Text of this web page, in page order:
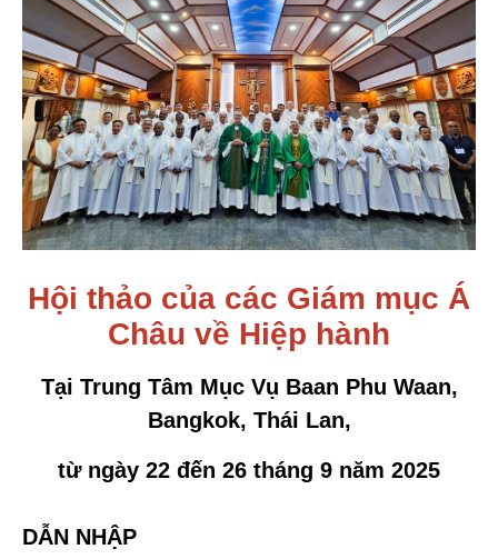
Hội thảo của các Giám mục Á
Châu về Hiệp hành
Tại Trung Tâm Mục Vụ Baan Phu Waan,
Bangkok, Thái Lan,
từ ngày 22 đến 26 tháng 9 năm 2025
DẪN NHẬP